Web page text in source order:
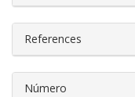
References
Número